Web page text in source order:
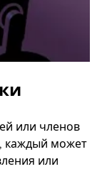
или членов
каждый может
или